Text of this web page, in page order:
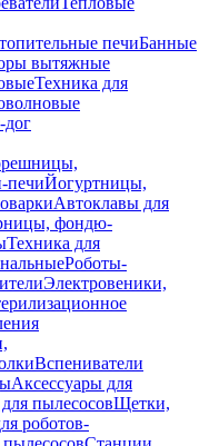
печиБанные
вытяжные
Техника для
печиЙогуртницы,
Автоклавы для
фондю-
Техника для
Роботы-
Электровеники,
Вспениватели
Аксессуары для
пылесосовЩетки,
роботов-